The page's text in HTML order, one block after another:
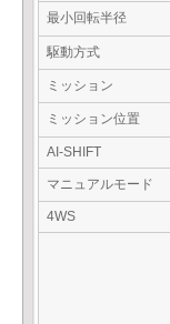
最小回転半径
駆動方式
ミッション
ミッション位置
AI-SHIFT
マニュアルモード
4WS